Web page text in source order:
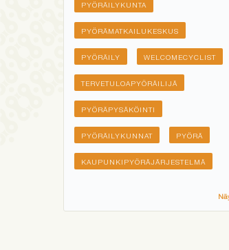
PYÖRÄILYKUNTA
PYÖRÄMATKAILUKESKUS
PYÖRÄILY WELCOMECYCLIST
TERVETULOAPYÖRÄILIJÄ
PYÖRÄPYSÄKÖINTI
PYÖRÄILYKUNNAT PYÖRÄ
KAUPUNKIPYÖRÄJÄRJESTELMÄ